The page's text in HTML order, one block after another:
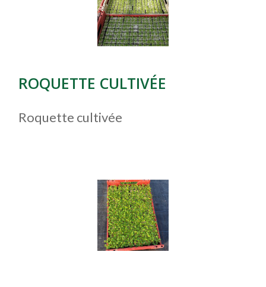
ROQUETTE CULTIVÉE
Roquette cultivée